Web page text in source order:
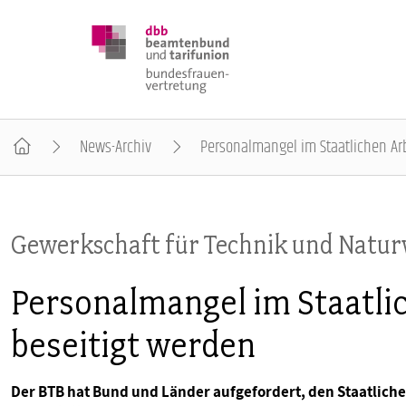
BUNDESTAGSWAHL 2025
POSITIONEN
SCHWERPUNKTTHEMEN
News-Archiv Personalmangel im Staatlichen
Gewerkschaft für Technik und
Personalmangel im
beseitigt werden
Der BTB hat Bund und Länder aufgefordert, den